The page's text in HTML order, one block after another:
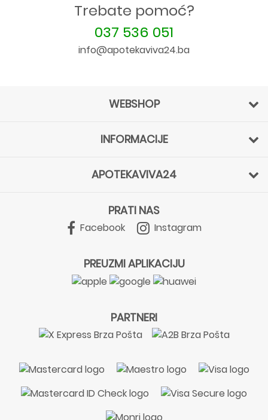
Trebate pomoć?
037 536 051
info@apotekaviva24.ba
WEBSHOP
INFORMACIJE
APOTEKAVIVA24
PRATI NAS
Facebook Instagram
PREUZMI APLIKACIJU
PARTNERI